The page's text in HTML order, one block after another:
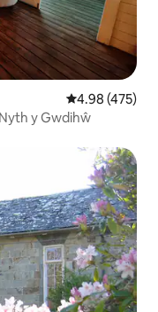
평점 4.98점(5
4.98 (475)
y Gwdihŵ